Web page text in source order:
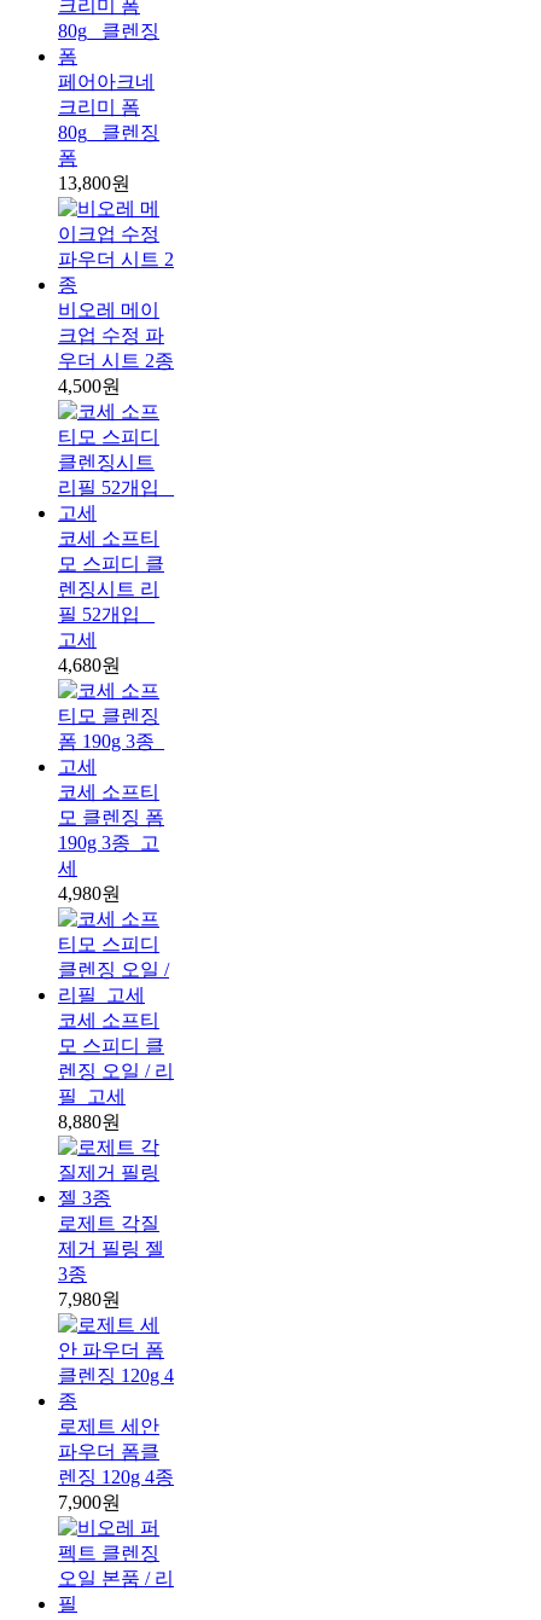
페어아크네
크리미 폼
80g_ 클렌징
폼
13,800원
비오레 메이
크업 수정 파
우더 시트 2종
4,500원
코세 소프티
모 스피디 클
렌징시트 리
필 52개입 _
고세
4,680원
코세 소프티
모 클렌징 폼
190g 3종_고
세
4,980원
코세 소프티
모 스피디 클
렌징 오일 / 리
필_고세
8,880원
로제트 각질
제거 필링 젤
3종
7,980원
로제트 세안
파우더 폼클
렌징 120g 4종
7,900원